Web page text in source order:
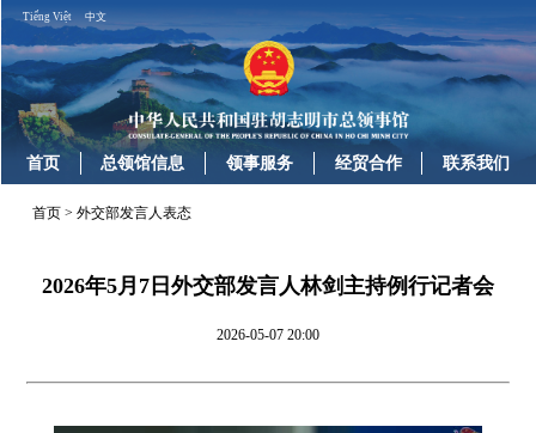
Tiếng Việt 中文
首页 总领馆信息 领事服务 经贸合作 联系我们
首页 >外交部发言人表态
2026年5月7日外交部发言人林剑主持例行记者会
2026-05-07 20:00